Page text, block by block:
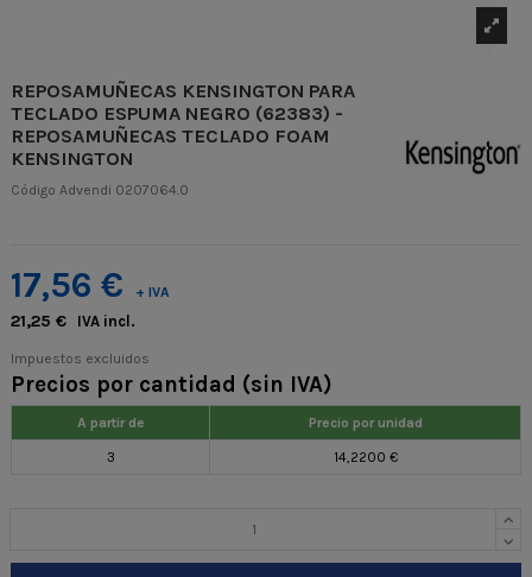
REPOSAMUÑECAS KENSINGTON PARA
TECLADO ESPUMA NEGRO (62383) -
REPOSAMUÑECAS TECLADO FOAM
KENSINGTON
Código Advendi 0207064.0
17,56 € + IVA
21,25 € IVA incl.
Impuestos excluidos
Precios por cantidad (sin IVA)
A partir de Precio por unidad
3 14,2200 €